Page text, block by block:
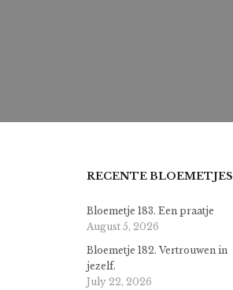
RECENTE BLOEMETJES
Bloemetje 183. Een praatje
August 5, 2026
Bloemetje 182. Vertrouwen in
jezelf.
July 22, 2026